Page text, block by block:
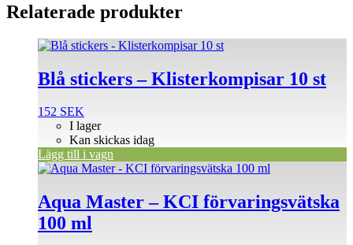
Relaterade produkter
Blå stickers – Klisterkompisar 10 st
152 SEK
I lager
Kan skickas idag
Lägg till i vagn
Aqua Master – KCI förvaringsvätska
100 ml